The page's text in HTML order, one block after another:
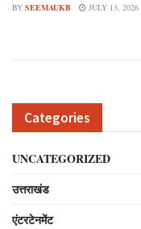
BY SEEMAUKB JULY 13, 2026
Categories
UNCATEGORIZED
उत्तराखंड
एंटरटेनमेंट